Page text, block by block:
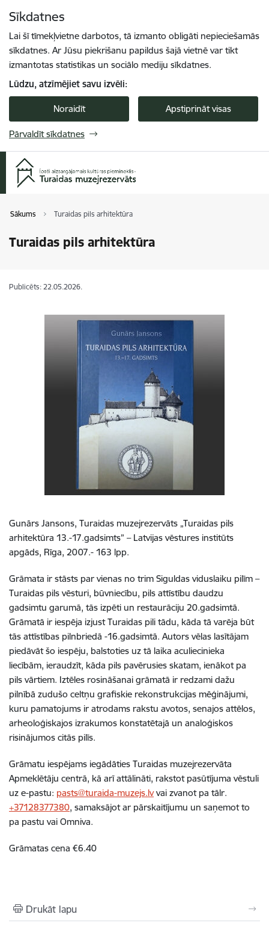
Sīkdatnes
Lai šī tīmekļvietne darbotos, tā izmanto obligāti nepieciešamās
sīkdatnes. Ar Jūsu piekrišanu papildus šajā vietnē var tikt
izmantotas statistikas un sociālo mediju sīkdatnes.
Lūdzu, atzīmējiet savu izvēli:
Noraidīt Apstiprināt visas
Pārvaldīt sīkdatnes
Sākums Turaidas pils arhitektūra
Turaidas pils arhitektūra
Publicēts: 22.05.2026.
Gunārs Jansons, Turaidas muzejrezervāts „Turaidas pils
arhitektūra 13.-17.gadsimts” – Latvijas vēstures institūts
apgāds, Rīga, 2007.- 163 lpp.
Grāmata ir stāsts par vienas no trim Siguldas viduslaiku pilīm –
Turaidas pils vēsturi, būvniecību, pils attīstību daudzu
gadsimtu garumā, tās izpēti un restaurāciju 20.gadsimtā.
Grāmatā ir iespēja izjust Turaidas pili tādu, kāda tā varēja būt
tās attīstības pilnbriedā -16.gadsimtā. Autors vēlas lasītājam
piedāvāt šo iespēju, balstoties uz tā laika aculiecinieka
liecībām, ieraudzīt, kāda pils pavērusies skatam, ienākot pa
pils vārtiem. Iztēles rosināšanai grāmatā ir redzami dažu
pilnībā zudušo celtņu grafiskie rekonstrukcijas mēģinājumi,
kuru pamatojums ir atrodams rakstu avotos, senajos attēlos,
arheoloģiskajos izrakumos konstatētajā un analoģiskos
risinājumos citās pilīs.
Grāmatu iespējams iegādāties Turaidas muzejrezervāta
Apmeklētāju centrā, kā arī attālināti, rakstot pasūtījuma vēstuli
uz e-pastu: pasts@turaida-muzejs.lvvai zvanot pa tālr.
+37128377380, samaksājot ar pārskaitījumu un saņemot to
pa pastu vai Omniva.
Grāmatas cena €6.40
Drukāt lapu